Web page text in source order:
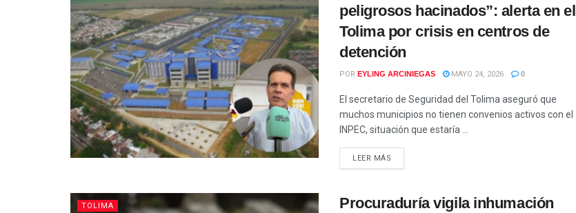
peligrosos hacinados”: alerta en el
Tolima por crisis en centros de
detención
POR EYLING ARCINIEGAS MAYO 24, 2026 0
El secretario de Seguridad del Tolima aseguró que
muchos municipios no tienen convenios activos con el
INPEC, situación que estaría ...
LEER MÁS
TOLIMA
Procuraduría vigila inhumación